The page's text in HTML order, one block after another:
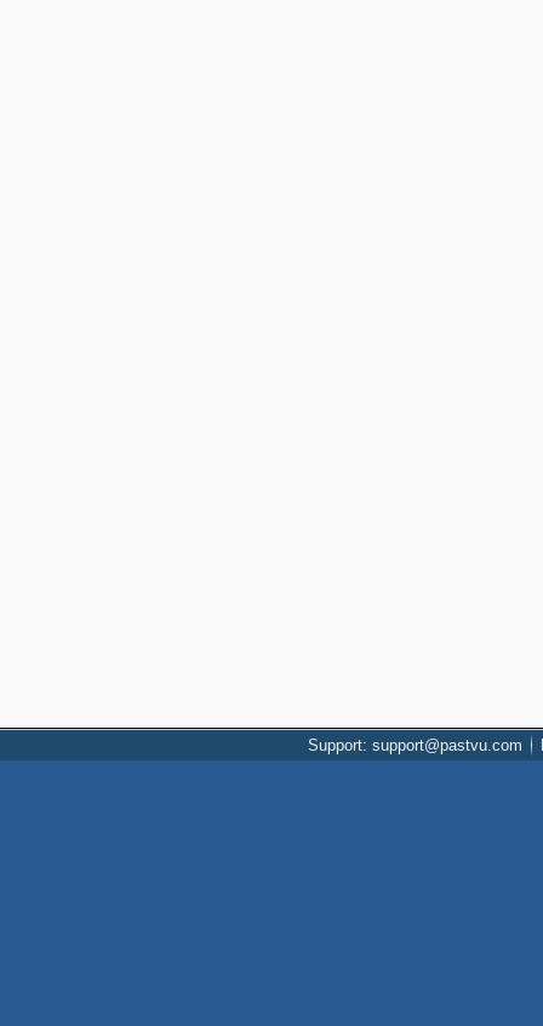
Support: support@pastvu.com